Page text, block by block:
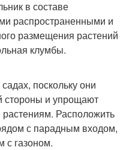
в составе
распространенными и
размещения растений
клумбы.
поскольку они
стороны и упрощают
Расположить
с парадным входом,
с газоном.